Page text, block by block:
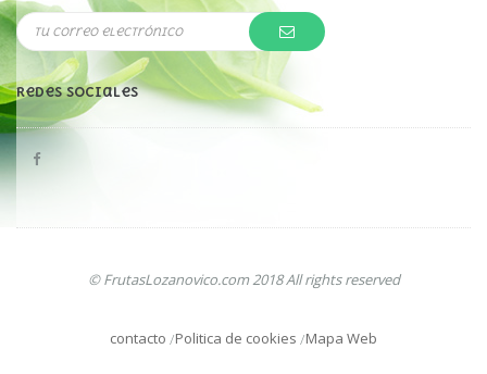
Redes Sociales
© FrutasLozanovico.com 2018 All rights reserved
contacto Politica de cookies Mapa Web